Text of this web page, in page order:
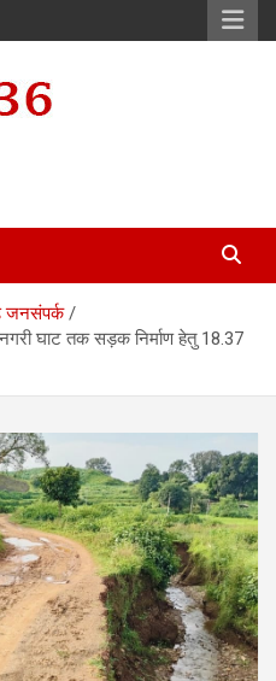
जनसंपर्क
घाट तक सड़क निर्माण हेतु 18.37